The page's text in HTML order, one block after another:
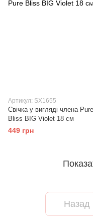
Артикул: SX1655
Свічка у вигляді члена Pure
Bliss BIG Violet 18 см
449 грн
Назад